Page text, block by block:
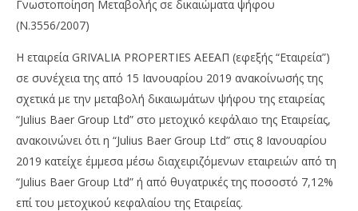
NOW VIEWING
Γνωστοποίηση Μεταβολής σε δικαιώματα ψήφου
(Ν.3556/2007)
Η εταιρεία GRIVALIA PROPERTIES AΕΕΑΠ (εφεξής “Εταιρεία”)
σε συνέχεια της από 15 Ιανουαρίου 2019 ανακοίνωσής της
σχετικά με την μεταβολή δικαιωμάτων ψήφου της εταιρείας
“Julius Baer Group Ltd” στο μετοχικό κεφάλαιο της Εταιρείας,
ανακοινώνει ότι η “Julius Baer Group Ltd” στις 8 Ιανουαρίου
2019 κατείχε έμμεσα μέσω διαχειριζόμενων εταιρειών από τη
“Julius Baer Group Ltd” ή από θυγατρικές της ποσοστό 7,12%
επί του μετοχικού κεφαλαίου της Εταιρείας.